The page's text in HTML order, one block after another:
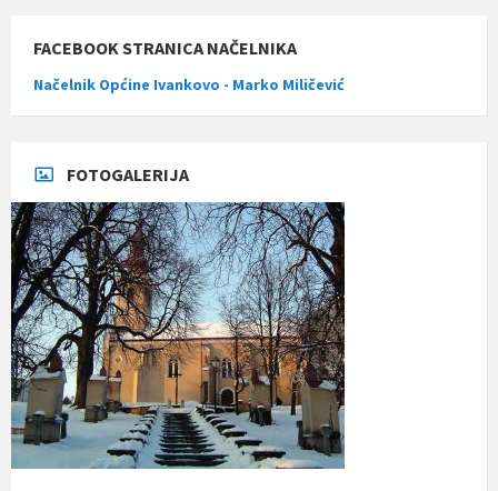
FACEBOOK STRANICA NAČELNIKA
Načelnik Općine Ivankovo - Marko Miličević
FOTOGALERIJA